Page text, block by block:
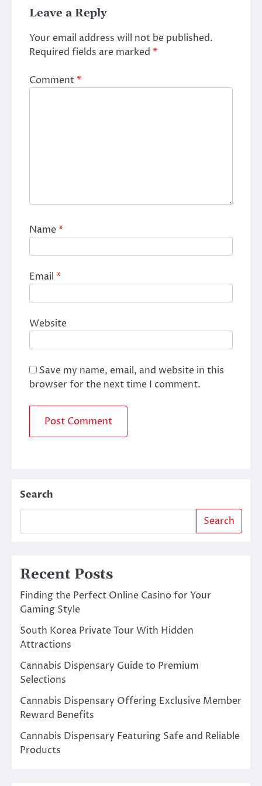
Leave a Reply
Your email address will not be published.
Required fields are marked *
Comment*
Name*
Email *
Website
Save my name, email, and website in this
browser for the next time I comment.
Search
Search
Recent Posts
Finding the Perfect Online Casino for Your
Gaming Style
South Korea Private Tour With Hidden
Attractions
Cannabis Dispensary Guide to Premium
Selections
Cannabis Dispensary Offering Exclusive Member
Reward Benefits
Cannabis Dispensary Featuring Safe and Reliable
Products